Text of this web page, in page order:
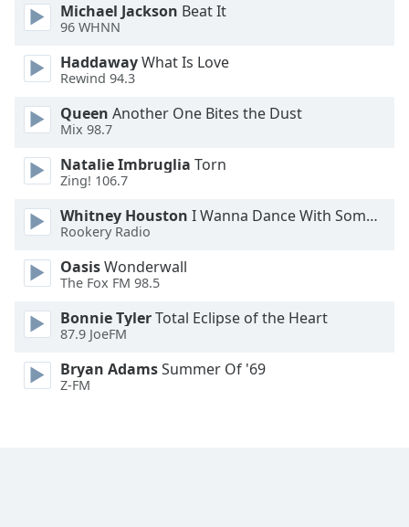
Edge
Style
Font
Family
Reset
Done
Close
Michael Jackson Beat It
96 WHNN
HaddawayWhat Is Love
Rewind 94.3
Queen Another One Bites the Dust
Mix 98.7
Natalie Imbruglia Torn
Zing! 106.7
Whitney Houston I Wanna Dance With Somebody
Rookery Radio
OasisWonderwall
The Fox FM 98.5
Bonnie TylerTotal Eclipse of the Heart
87.9 JoeFM
Bryan AdamsSummer Of '69
Z-FM